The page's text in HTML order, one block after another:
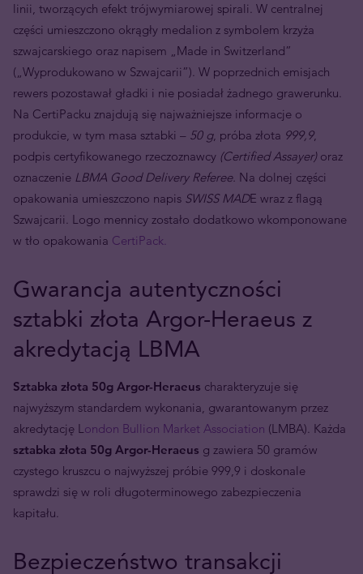
linii, tworzących efekt trójwymiarowej spirali. W centralnej
części umieszczono okrągły medalion z symbolem krzyża
szwajcarskiego oraz napisem „Made in Switzerland”
(„Wyprodukowano w Szwajcarii”). W poprzednich emisjach
rewers pozostawał gładki i nie posiadał żadnego grawerunku.
Na CertiPacku znajdują się najważniejsze informacje o
produkcie, w tym masa sztabki – 50 g, próba złota 999,9,
podpis certyfikowanego rzeczoznawcy (Certified Assayer)oraz
oznaczenie LBMA Good Delivery Referee. Na dolnej części
opakowania umieszczono napis SWISS MADE wraz z flagą
Szwajcarii. Logo mennicy zostało dodatkowo wkomponowane
w tło opakowania CertiPack.
Gwarancja autentyczności
sztabki złota Argor-Heraeus z
akredytacją LBMA
Sztabka złota 50g Argor-Heraeus charakteryzuje się
najwyższym standardem wykonania, gwarantowanym przez
akredytację London Bullion Market Association (LMBA). Każda
sztabka złota 50g Argor-Heraeus g zawiera 50 gramów
czystego kruszcu o najwyższej próbie 999,9 i doskonale
sprawdzi się w roli długoterminowego zabezpieczenia
kapitału.
Bezpieczeństwo transakcji